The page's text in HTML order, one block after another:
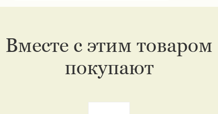
Вместе с этим товаром
покупают